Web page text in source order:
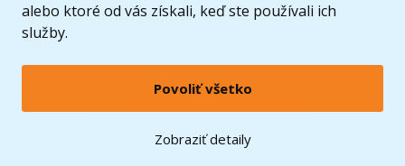
alebo ktoré od vás získali, keď ste používali ich
služby.
Povoliť všetko
Zobraziť detaily
© 2005 - 2026 Copyright 4kids.sk
LEGO, logo LEGO a minifigúrka sú ochrannými známkami spoločnosti LEGO Group. ©
2024 The LEGO Group.